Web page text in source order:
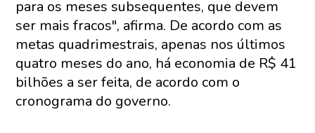
para os meses subsequentes, que devem
ser mais fracos", afirma. De acordo com as
metas quadrimestrais, apenas nos últimos
quatro meses do ano, há economia de R$ 41
bilhões a ser feita, de acordo com o
cronograma do governo.